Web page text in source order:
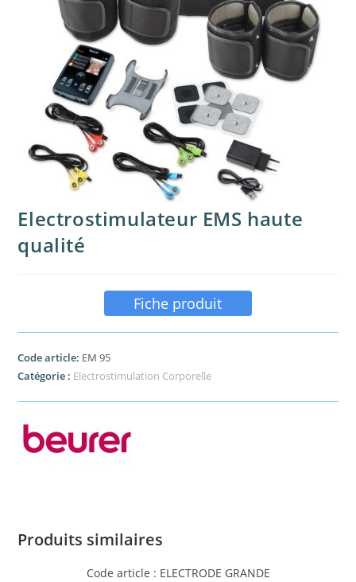
Electrostimulateur EMS haute
qualité
Fiche produit
Code article: EM 95
Catégorie : Electrostimulation Corporelle
Produits similaires
Code article : ELECTRODE GRANDE